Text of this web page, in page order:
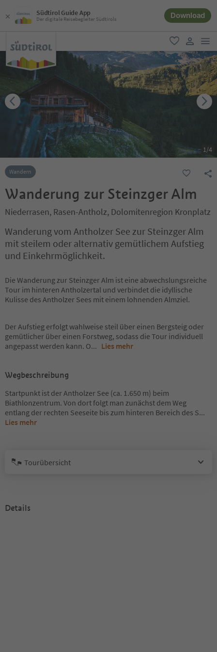
Südtirol Guide App
Der digitale Reisebegleiter Südtirols Download
favorit
user link
1/4
Wandern
Wanderung zur Steinzger Alm
Niederrasen, Rasen-Antholz, Dolomitenregion Kronplatz
Wanderung vom Antholzer See zur Steinzger Alm
mit steilem oder alternativ gemütlichem Aufstieg
und Einkehrmöglichkeit.
Die Wanderung zur Steinzger Alm ist eine abwechslungsreiche
Tour im hinteren Antholzertal und verbindet die idyllische
Kulisse des Antholzer Sees mit einem lohnenden Almziel.
Der Aufstieg erfolgt wahlweise steil über einen Bergsteig oder
gemütlicher über einen Forstweg, sodass die Tour individuell
angepasst werden kann. O... Lies mehr
Wegbeschreibung
Startpunkt ist der Antholzer See (ca. 1.650 m) beim
Biathlonzentrum. Von dort folgt man zunächst dem Weg
entlang der rechten Seeseite bis zum hinteren Bereich des S...
Lies mehr
Tourübersicht
Details